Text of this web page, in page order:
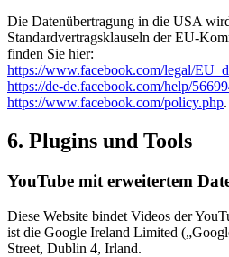
Die Datenübertragung in die USA
Standardvertragsklauseln der EU-
finden Sie hier:
https://www.facebook.com/legal/
https://de-de.facebook.com/help/
https://www.facebook.com/policy.php.
6. Plugins und Tools
YouTube mit erweitertem
Diese Website bindet Videos der
ist die Google Ireland Limited
Street, Dublin 4, Irland.